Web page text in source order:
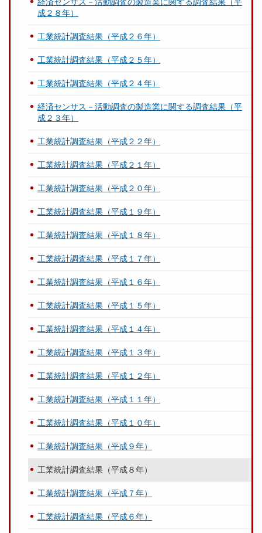
成２８年）
工業統計調査結果（平成２６年）
工業統計調査結果（平成２５年）
工業統計調査結果（平成２４年）
経済センサス－活動調査の製造業に関する調査結果（平
成２３年）
工業統計調査結果（平成２２年）
工業統計調査結果（平成２１年）
工業統計調査結果（平成２０年）
工業統計調査結果（平成１９年）
工業統計調査結果（平成１８年）
工業統計調査結果（平成１７年）
工業統計調査結果（平成１６年）
工業統計調査結果（平成１５年）
工業統計調査結果（平成１４年）
工業統計調査結果（平成１３年）
工業統計調査結果（平成１２年）
工業統計調査結果（平成１１年）
工業統計調査結果（平成１０年）
工業統計調査結果（平成９年）
工業統計調査結果（平成８年）
工業統計調査結果（平成７年）
工業統計調査結果（平成６年）